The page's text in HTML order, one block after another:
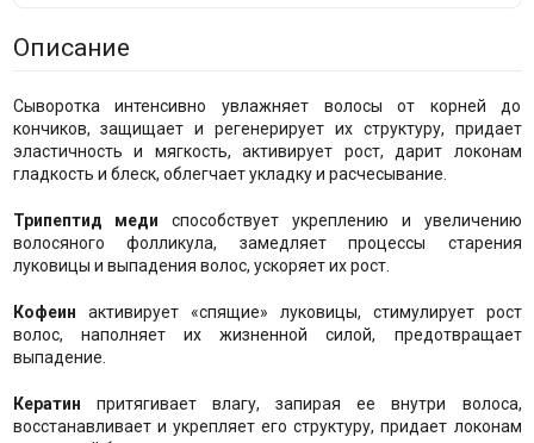
Описание
Сыворотка интенсивно увлажняет волосы от корней до
кончиков, защищает и регенерирует их структуру, придает
эластичность и мягкость, активирует рост, дарит локонам
гладкость и блеск, облегчает укладку и расчесывание.
Трипептид меди способствует укреплению и увеличению
волосяного фолликула, замедляет процессы старения
луковицы и выпадения волос, ускоряет их рост.
Кофеин активирует «спящие» луковицы, стимулирует рост
волос, наполняет их жизненной силой, предотвращает
выпадение.
Кератин притягивает влагу, запирая ее внутри волоса,
восстанавливает и укрепляет его структуру, придает локонам